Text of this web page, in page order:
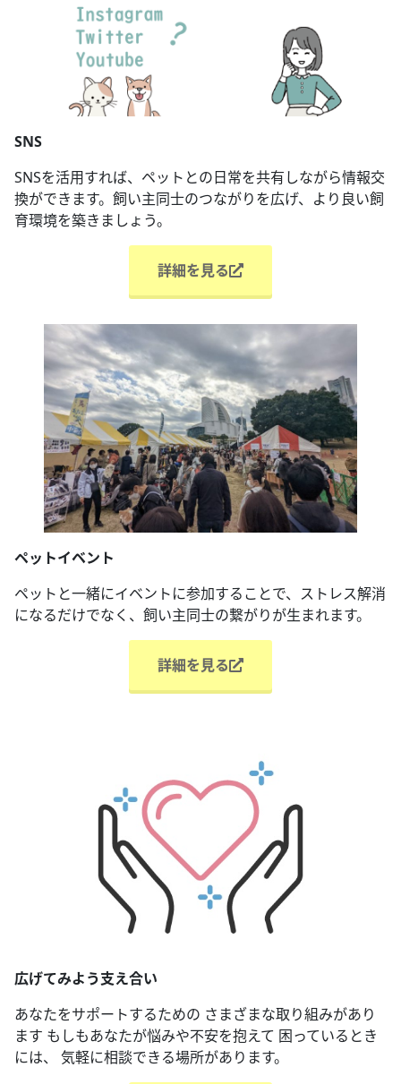
SNS
SNSを活用すれば、ペットとの日常を共有しながら情報交
換ができます。飼い主同士のつながりを広げ、より良い飼
育環境を築きましょう。
詳細を見る
ペットイベント
ペットと一緒にイベントに参加することで、ストレス解消
になるだけでなく、飼い主同士の繋がりが生まれます。
詳細を見る
広げてみよう支え合い
あなたをサポートするための さまざまな取り組みがあり
ます もしもあなたが悩みや不安を抱えて 困っているとき
には、 気軽に相談できる場所があります。